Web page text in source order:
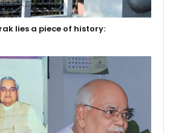
lies a piece of history: